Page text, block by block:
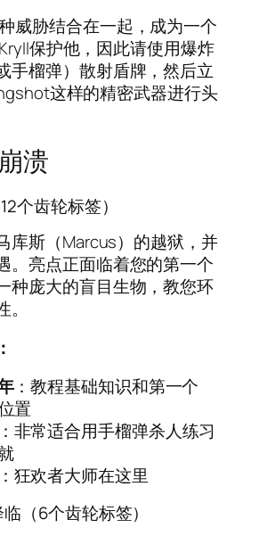
威胁结合在一起，成为一个
保护他，因此请使用爆炸
手榴弹）散射盾牌，然后立
这样的精密武器进行头
溃
个齿轮标签）
库斯（Marcus）的越狱，并
。亮点正面临着您的第一个
种庞大的盲目生物，教您环
：教程基础知识和第一个
置
：非常适合用手榴弹杀人练习
狂欢者大师在这里
（6个齿轮标签）